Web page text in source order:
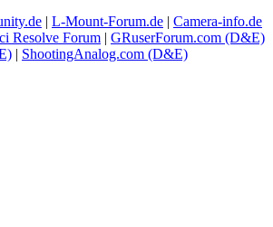
| L-Mount-Forum.de | Camera-info.de
Resolve Forum | GRuserForum.com (D&E)
| ShootingAnalog.com (D&E)